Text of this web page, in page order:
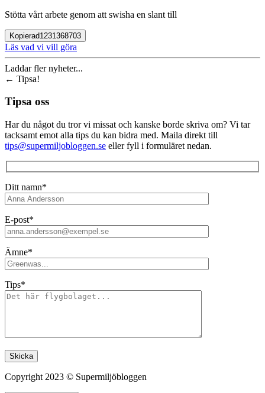
Stötta vårt arbete genom att swisha en slant till
Kopierad1231368703
Läs vad vi vill göra
Laddar fler nyheter...
← Tipsa!
Tipsa oss
Har du något du tror vi missat och kanske borde skriva om? Vi tar
tacksamt emot alla tips du kan bidra med. Maila direkt till
tips@supermiljobloggen.se eller fyll i formuläret nedan.
Ditt namn*
E-post*
Ämne*
Tips*
Lämna detta fält tomt.
Copyright 2023 © Supermiljöbloggen